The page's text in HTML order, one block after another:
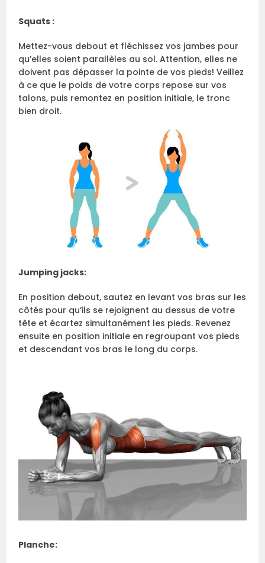
Squats :
Mettez-vous debout et fléchissez vos jambes pour
qu’elles soient parallèles au sol. Attention, elles ne
doivent pas dépasser la pointe de vos pieds! Veillez
à ce que le poids de votre corps repose sur vos
talons, puis remontez en position initiale, le tronc
bien droit.
Jumping jacks:
En position debout, sautez en levant vos bras sur les
côtés pour qu’ils se rejoignent au dessus de votre
tête et écartez simultanément les pieds. Revenez
ensuite en position initiale en regroupant vos pieds
et descendant vos bras le long du corps.
Planche: